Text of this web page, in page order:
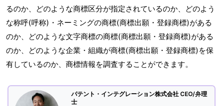
るのか、どのような商標区分が指定されているのか、どのよう
な称呼(呼称)・ネーミングの商標(商標出願・登録商標)がある
のか、どのような文字商標の商標(商標出願・登録商標)がある
のか、どのような企業・組織が商標(商標出願・登録商標)を保
有しているのか、商標情報を調査することができます。
パテント・インテグレーション株式会社 CEO/弁理
士